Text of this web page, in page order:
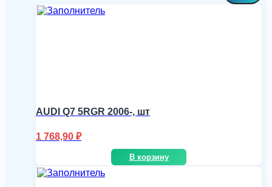
AUDI Q7 5RGR 2006-, шт
1 768,90 ₽
В корзину